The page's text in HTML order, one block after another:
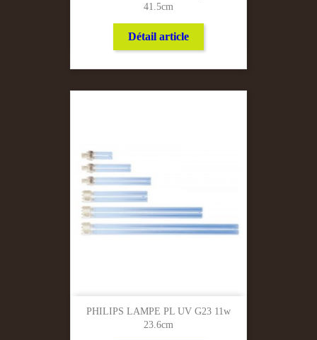
41.5cm
Détail article
PHILIPS LAMPE PL UV G23 11w
23.6cm